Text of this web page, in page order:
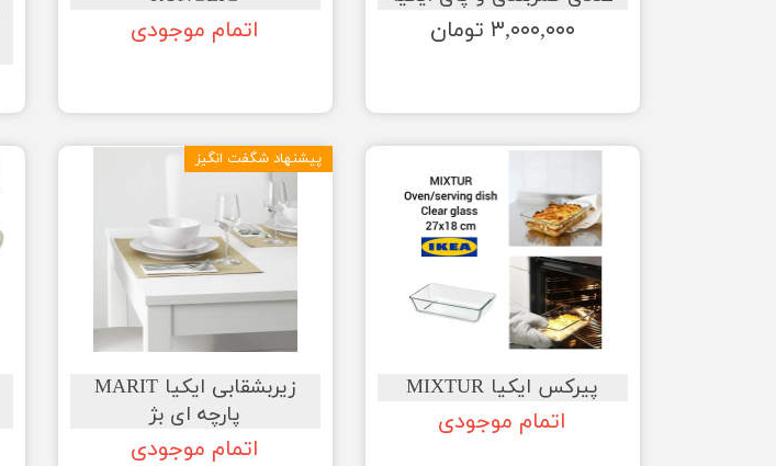
۳,۰۰۰,۰۰۰ تومان اتمام موجودی
پیرکس ایکیا MIXTUR
اتمام موجودی
زیربشقابی ایکیا MARIT
پارچه ای بژ
اتمام موجودی
پیشنهاد شگفت انگیز